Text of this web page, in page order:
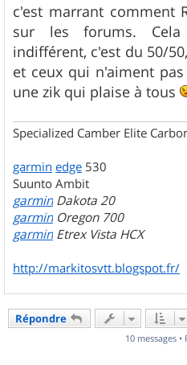
s
s
a
g
e
c'est marrant comment
sur les forums.
indifférent, c'est du 50/
et ceux qui n'aiment
une zik qui plaise à tous
Specialized Camber Elite
garmin edge 530
Suunto Ambit
garmin Dakota 20
garmin Oregon 700
garmin Etrex Vista HCX
http://markitosvtt.blogspot.fr/
Répondre
10 messages •